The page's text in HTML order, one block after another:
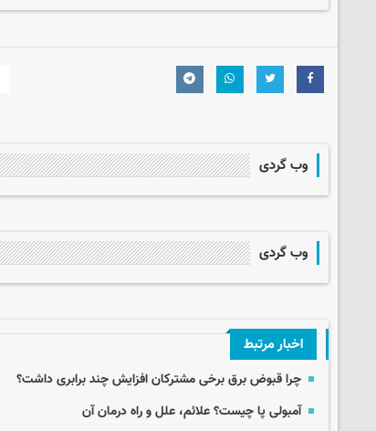
وب گردی
وب گردی
اخبار مرتبط
چرا قبوض برق برخی مشترکان افزایش چند برابری داشت؟
آمبولی پا چیست؟ علائم، علل و راه درمان آن